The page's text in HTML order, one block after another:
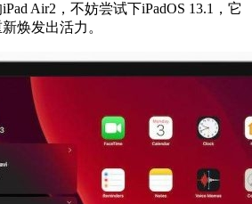
Air2，不妨尝试下iPadOS 13.1，它
焕发出活力。